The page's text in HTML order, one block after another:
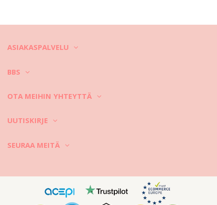
ASIAKASPALVELU
BBS
OTA MEIHIN YHTEYTTÄ
UUTISKIRJE
SEURAA MEITÄ